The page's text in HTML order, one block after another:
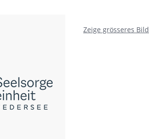
Zeige grösseres Bild